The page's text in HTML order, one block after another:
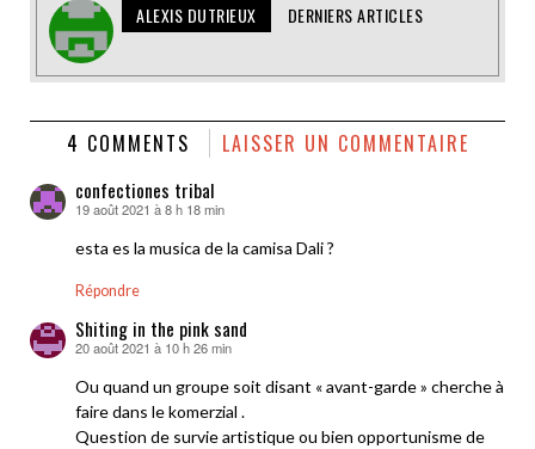
ALEXIS DUTRIEUX DERNIERS ARTICLES
4 COMMENTS LAISSER UN COMMENTAIRE
confectiones tribal
dit :
19 août 2021 à 8 h 18 min
esta es la musica de la camisa Dali ?
Répondre
Shiting in the pink sand
dit :
20 août 2021 à 10 h 26 min
Ou quand un groupe soit disant « avant-garde » cherche à
faire dans le komerzial .
Question de survie artistique ou bien opportunisme de